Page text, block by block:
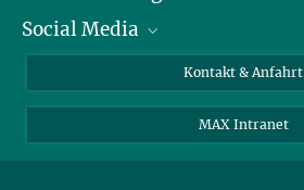
Journalist*innen
Bewerbende
Social Media
Instagram
LinkedIn
Kontakt & Anfahrt
MAX Intranet